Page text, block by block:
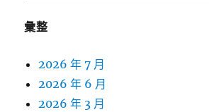
彙整
2026 年 7 月
2026 年 6 月
2026 年 3 月